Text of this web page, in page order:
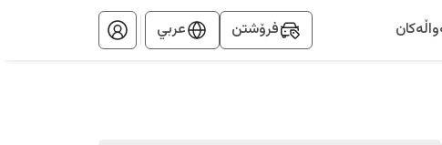
فرۆشتن عربي